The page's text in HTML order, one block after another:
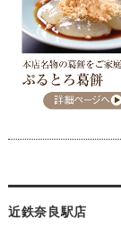
近鉄奈良駅店